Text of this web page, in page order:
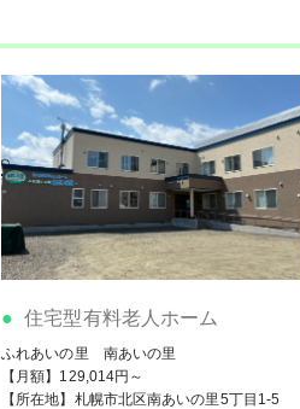
住宅型有料老人ホーム
ふれあいの里 南あいの里
【月額】129,014円～
【所在地】札幌市北区南あいの里5丁目1-5